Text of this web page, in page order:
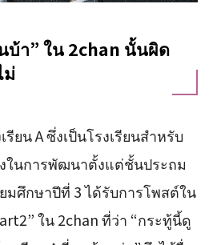
บ้า” ใน 2chan นั้นผิด
ม่
ยน A ซึ่งเป็นโรงเรียนสำหรับ
ในการพัฒนาตั้งแต่ชั้นประถม
มศึกษาปีที่ 3 ได้รับการโพสต์ใน
ใน 2chan ที่ว่า “กระทู้นี้ดู